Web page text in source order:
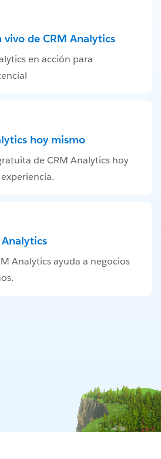
de CRM Analytics
en acción para
hoy mismo
de CRM Analytics hoy
Analytics
Analytics ayuda a negocios